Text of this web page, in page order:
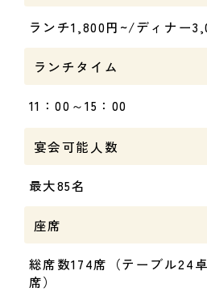
ランチ1,800円~/ディナー
ランチタイム
11：00～15：00
宴会可能人数
最大85名
座席
総席数174席（テーブル24
席）